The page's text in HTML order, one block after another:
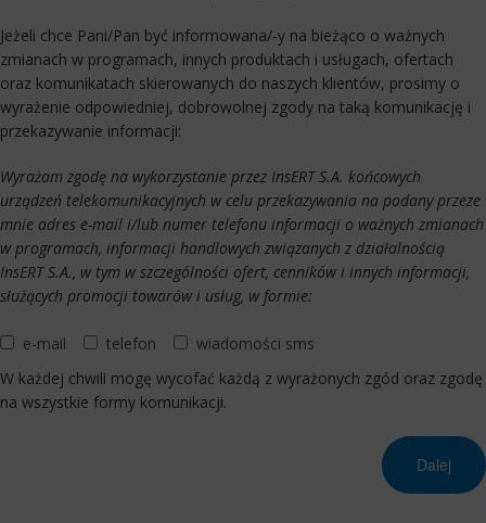
Jeżeli chce Pani/Pan być informowana/-y na bieżąco o ważnych
zmianach w programach, innych produktach i usługach, ofertach
oraz komunikatach skierowanych do naszych klientów, prosimy o
wyrażenie odpowiedniej, dobrowolnej zgody na taką komunikację i
przekazywanie informacji:
Wyrażam zgodę na wykorzystanie przez InsERT S.A. końcowych
urządzeń telekomunikacyjnych w celu przekazywania na podany przeze
mnie adres e-mail i/lub numer telefonu informacji o ważnych zmianach
w programach, informacji handlowych związanych z działalnością
InsERT S.A., w tym w szczególności ofert, cenników i innych informacji,
służących promocji towarów i usług, w formie:
e-mail telefon
wiadomości sms
W każdej chwili mogę wycofać każdą z wyrażonych zgód oraz zgodę
na wszystkie formy komunikacji.